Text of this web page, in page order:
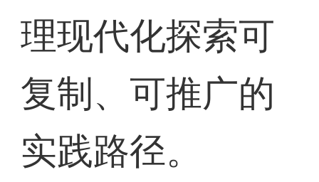
理现代化探索可
复制、可推广的
实践路径。